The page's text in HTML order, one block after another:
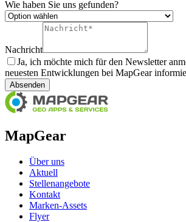
Wie haben Sie uns gefunden?
Nachricht
Ja, ich möchte mich für den Newsletter
neuesten Entwicklungen bei MapGear
Absenden
MapGear
Über uns
Aktuell
Stellenangebote
Kontakt
Marken-Assets
Flyer